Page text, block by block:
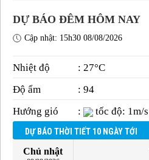
DỰ BÁO ĐÊM HÔM NAY
Cập nhật: 15h30 08/08/2026
Nhiệt độ
: 27°C
Độ ẩm
: 94
Hướng gió
: tốc độ: 1m/s
DỰ BÁO THỜI TIẾT 10 NGÀY TỚI
Chủ nhật